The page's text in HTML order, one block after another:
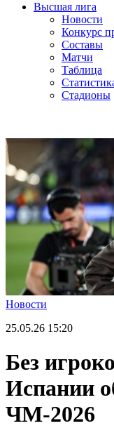
Высшая лига
Новости
Конкурс
Составы
Матчи
Таблица
Стадионы
Новости
25.05.26 15:20
Без
Испании
ЧМ-2026